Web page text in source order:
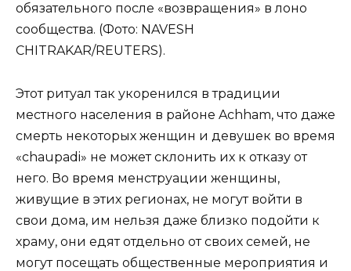
обязательного после «возвращения» в лоно
сообщества. (Фото: NAVESH
CHITRAKAR/REUTERS).
Этот ритуал так укоренился в традиции
местного населения в районе Achham, что даже
смерть некоторых женщин и девушек во время
«chaupadi» не может склонить их к отказу от
него. Во время менструации женщины,
живущие в этих регионах, не могут войти в
свои дома, им нельзя даже близко подойти к
храму, они едят отдельно от своих семей, не
могут посещать общественные мероприятия и